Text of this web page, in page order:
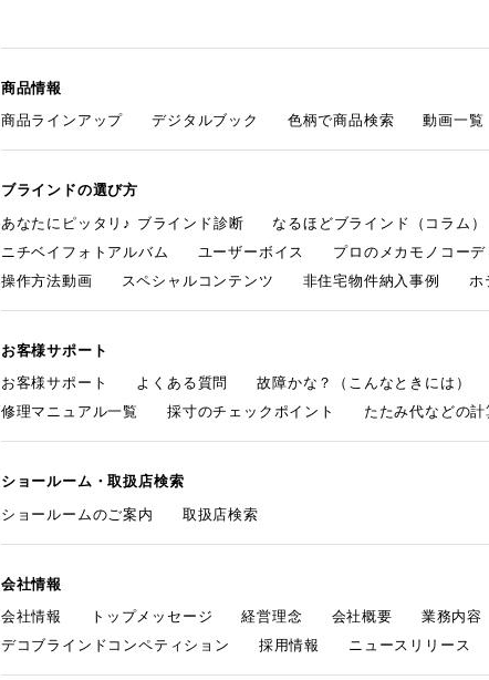
商品情報
商品ラインアップ
デジタルブック 色柄で商品検索 動画一覧
ブラインドの選び方
あなたにピッタリ♪ ブラインド診断
なるほどブラインド（コラム）
ニチベイフォトアルバム
ユーザーボイス プロのメカモノコーデ
操作方法動画
スペシャルコンテンツ 非住宅物件納入事例 ホ
お客様サポート
お客様サポート
よくある質問 故障かな？（こんなときには）
修理マニュアル一覧
採寸のチェックポイント たたみ代などの計
ショールーム・取扱店検索
ショールームのご案内
取扱店検索
会社情報
会社情報
トップメッセージ 経営理念 会社概要 業務内容
デコブラインドコンペティション
採用情報 ニュースリリース